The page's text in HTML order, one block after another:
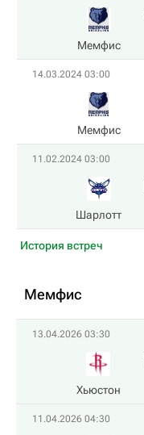
Мемфис
14.03.2024 03:00
Мемфис
11.02.2024 03:00
Шарлотт
История встреч
Мемфис
13.04.2026 03:30
Хьюстон
11.04.2026 04:30